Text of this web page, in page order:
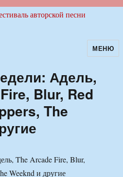
авторскойМЕНЮ
Адель,
Blur, Red
The